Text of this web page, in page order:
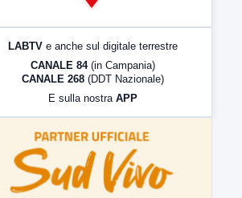
LabNews (Diretta)
LabNews (replica)
LABTV e anche sul digitale terrestre
CANALE 84 (in Campania)
CANALE 268 (DDT Nazionale)
E sulla nostra APP